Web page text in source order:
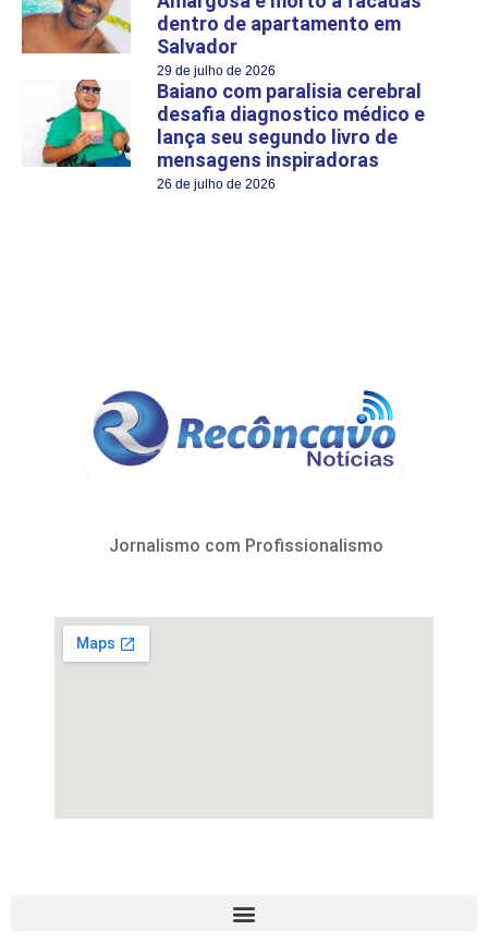
dentro de apartamento em
Salvador
29 de julho de 2026
Baiano com paralisia cerebral
desafia diagnostico médico e
lança seu segundo livro de
mensagens inspiradoras
26 de julho de 2026
Jornalismo com Profissionalismo